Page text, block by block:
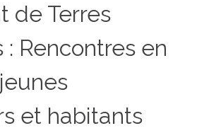
de Terres
: Rencontres en
et habitants